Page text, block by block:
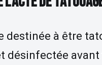
Guides
La
destinée à être
désinfectée